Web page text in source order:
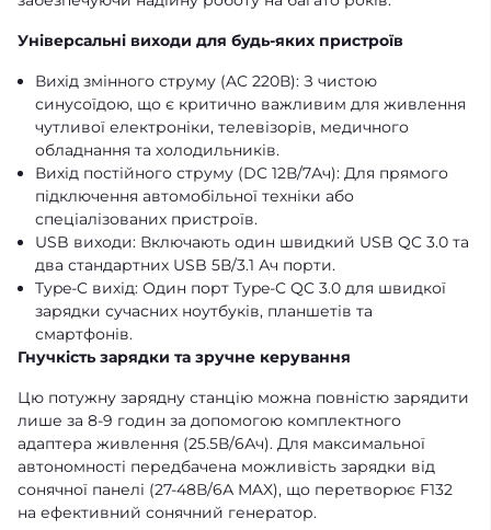
Універсальні виходи для будь-яких пристроїв
Вихід змінного струму (AC 220В): З чистою
синусоїдою, що є критично важливим для живлення
чутливої електроніки, телевізорів, медичного
обладнання та холодильників.
Вихід постійного струму (DC 12В/7Ач): Для прямого
підключення автомобільної техніки або
спеціалізованих пристроїв.
USB виходи: Включають один швидкий USB QC 3.0 та
два стандартних USB 5В/3.1 Ач порти.
Type-C вихід: Один порт Type-C QC 3.0 для швидкої
зарядки сучасних ноутбуків, планшетів та
смартфонів.
Гнучкість зарядки та зручне керування
Цю потужну зарядну станцію можна повністю зарядити
лише за 8-9 годин за допомогою комплектного
адаптера живлення (25.5В/6Ач). Для максимальної
автономності передбачена можливість зарядки від
сонячної панелі (27-48В/6А MAX), що перетворює F132
на ефективний сонячний генератор.